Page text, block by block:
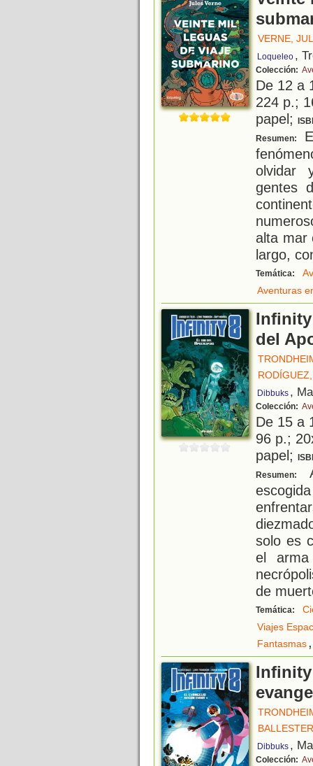
VERNE,
Loqueleo ,
Colección:
De 12 a
224 p.;
papel;
Resumen:
olvidar
gentes
alta mar
largo,
Temática:
Aventuras
del
Dibbuks ,
Colección:
De 15 a
96 p.;
papel;
Resumen:
solo es
el
de
Temática:
Viajes
Fantasmas,
Dibbuks ,
Colección: